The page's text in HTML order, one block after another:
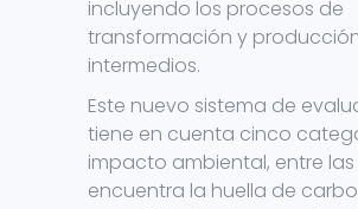
incluyendo los procesos de
transformación y
intermedios.
Este nuevo sistema de
tiene en cuenta cinco
impacto ambiental, entre las
encuentra la huella de